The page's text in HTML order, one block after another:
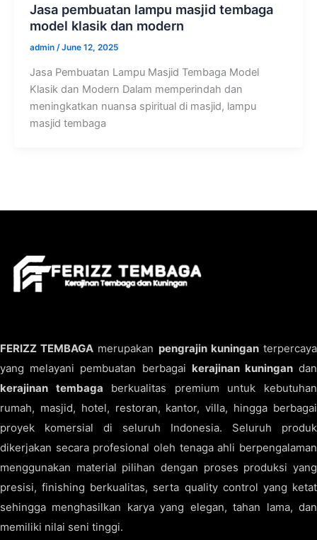
Jasa pembuatan lampu masjid tembaga
model klasik dan modern
admin /June 12, 2025
Jasa Pembuatan Lampu Masjid Tembaga Model
Klasik dan Modern Dalam memperindah dan
meningkatkan nuansa spiritual di masjid, lampu
masjid tembaga
FERIZZ TEMBAGA merupakan pengrajin kuninganterpercaya
yang melayani pembuatan berbagai kerajinan kuningandan
kerajinan tembaga berkualitas premium untuk kebutuhan
rumah, masjid, hotel, restoran, kantor, villa, hingga berbagai
proyek komersial di seluruh Indonesia. Seluruh produk
dikerjakan secara profesional oleh tenaga ahli berpengalaman
menggunakan material pilihan dengan proses produksi yang
presisi, finishing berkualitas, serta quality control yang ketat
sehingga menghasilkan karya yang elegan, tahan lama, dan
memiliki nilai seni tinggi.